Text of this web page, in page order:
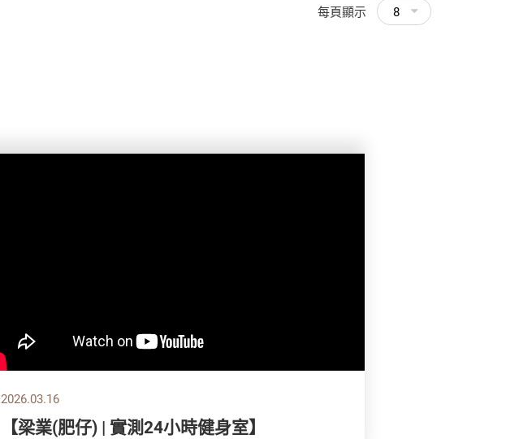
每頁顯示 8
2026.03.16
【梁業(肥仔) | 實測24小時健身室】